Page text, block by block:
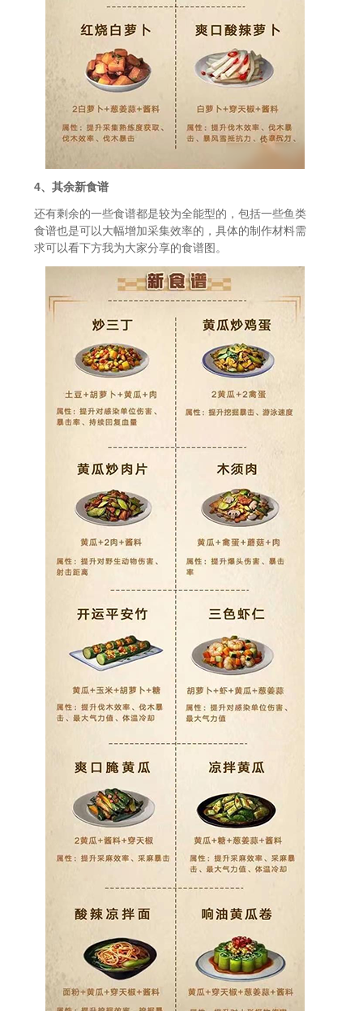
4、其余新食谱
还有剩余的一些食谱都是较为全能型的，包括一些鱼类
食谱也是可以大幅增加采集效率的，具体的制作材料需
求可以看下方我为大家分享的食谱图。